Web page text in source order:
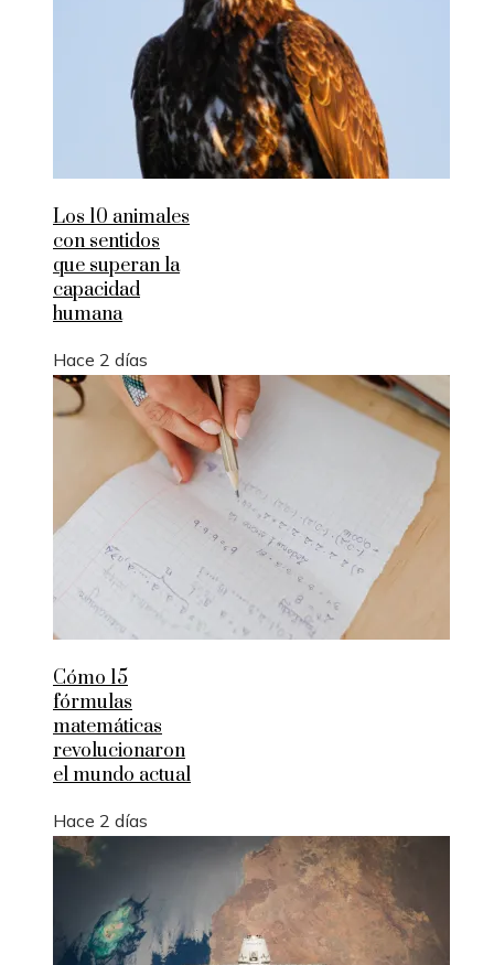
Los 10 animales
con sentidos
que superan la
capacidad
humana
Hace 2 días
Cómo 15
fórmulas
matemáticas
revolucionaron
el mundo actual
Hace 2 días